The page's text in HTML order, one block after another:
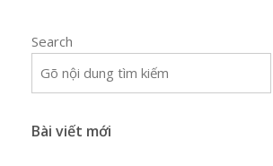
Search
Bài viết mới